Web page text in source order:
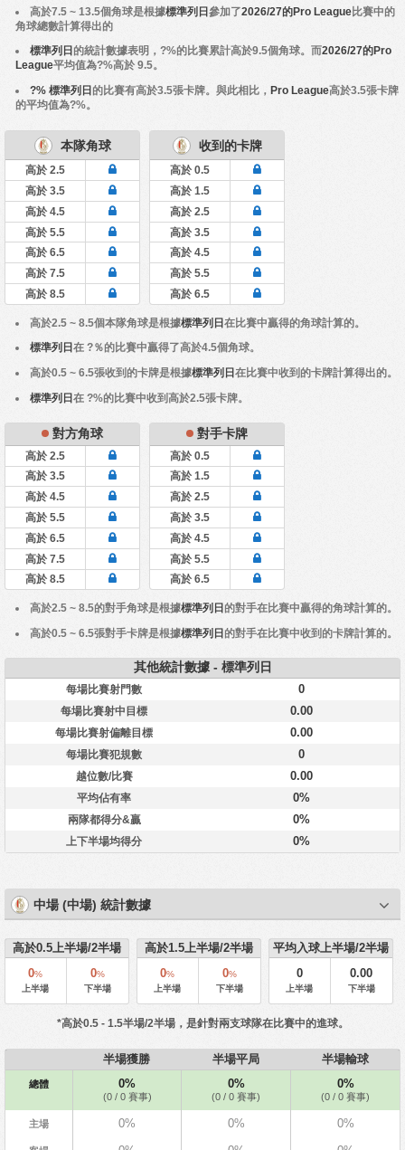
高於7.5 ~ 13.5個角球是根據標準列日參加了2026/27的Pro League比賽中的
角球總數計算得出的
標準列日的統計數據表明，?%的比賽累計高於9.5個角球。而2026/27的Pro
League平均值為?%高於 9.5。
?% 標準列日的比賽有高於3.5張卡牌。與此相比， Pro League高於3.5張卡牌
的平均值為?%。
本隊角球
高於 2.5
高於 3.5
高於 4.5
高於 5.5
高於 6.5
高於 7.5
高於 8.5
收到的卡牌
高於 0.5
高於 1.5
高於 2.5
高於 3.5
高於 4.5
高於 5.5
高於 6.5
高於2.5 ~ 8.5個本隊角球是根據標準列日在比賽中贏得的角球計算的。
標準列日在 ?％的比賽中贏得了高於4.5個角球。
高於0.5 ~ 6.5張收到的卡牌是根據標準列日在比賽中收到的卡牌計算得出的。
標準列日在 ?%的比賽中收到高於2.5張卡牌。
對方角球
高於 2.5
高於 3.5
高於 4.5
高於 5.5
高於 6.5
高於 7.5
高於 8.5
對手卡牌
高於 0.5
高於 1.5
高於 2.5
高於 3.5
高於 4.5
高於 5.5
高於 6.5
高於2.5 ~ 8.5的對手角球是根據標準列日的對手在比賽中贏得的角球計算的。
高於0.5 ~ 6.5張對手卡牌是根據標準列日的對手在比賽中收到的卡牌計算的。
其他統計數據 - 標準列日
每場比賽射門數 0
每場比賽射中目標 0.00
每場比賽射偏離目標 0.00
每場比賽犯規數 0
越位數/比賽 0.00
平均佔有率 0%
兩隊都得分&贏 0%
上下半場均得分 0%
中場 (中場) 統計數據
高於0.5上半場/2半場
0%
上半場
0%
下半場
高於1.5上半場/2半場
0%
上半場
0%
下半場
平均入球上半場/2半場
0
上半場
0.00
下半場
*高於0.5 - 1.5半場/2半場，是針對兩支球隊在比賽中的進球。
半場獲勝 半場平局 半場輸球
總體 0%
(0 / 0 賽事)
0%
(0 / 0 賽事)
0%
(0 / 0 賽事)
主場 0% 0% 0%